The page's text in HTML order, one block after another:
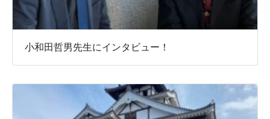
小和田哲男先生にインタビュー！